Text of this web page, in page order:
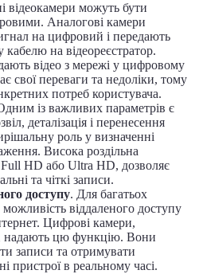
відеокамери можуть бути
Аналогові камери
на цифровий і передають
кабелю на відеореєстратор.
відео з мережі у цифровому
свої переваги та недоліки, тому
потреб користувача.
із важливих параметрів є
деталізація і перенесення
роль у визначенні
Висока роздільна
Full HD або Ultra HD, дозволяє
та чіткі записи.
доступу. Для багатьох
віддаленого доступу
Цифрові камери,
надають цю функцію. Вони
записи та отримувати
пристрої в реальному часі.